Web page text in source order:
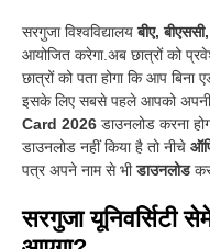
सरगुजा विश्वविद्यालयबीए,
आयोजित करेगा.अब छात्रों को
छात्रों को पता होगा कि आप बिना
इसके लिए सबसे पहले आपको
Card 2026 डाउनलोड करना
डाउनलोड नहीं किया है तो नीचे
पत्र अपने नाम से भीडाउनलोड
सरगुजा यूनिवर्सिटी